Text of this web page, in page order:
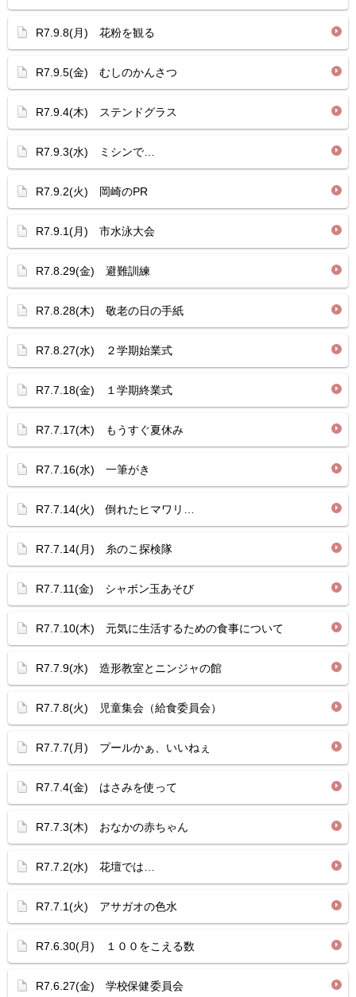
R7.9.8(月) 花粉を観る
R7.9.5(金) むしのかんさつ
R7.9.4(木) ステンドグラス
R7.9.3(水) ミシンで…
R7.9.2(火) 岡崎のPR
R7.9.1(月) 市水泳大会
R7.8.29(金) 避難訓練
R7.8.28(木) 敬老の日の手紙
R7.8.27(水) ２学期始業式
R7.7.18(金) １学期終業式
R7.7.17(木) もうすぐ夏休み
R7.7.16(水) 一筆がき
R7.7.14(火) 倒れたヒマワリ…
R7.7.14(月) 糸のこ探検隊
R7.7.11(金) シャボン玉あそび
R7.7.10(木) 元気に生活するための食事について
R7.7.9(水) 造形教室とニンジャの館
R7.7.8(火) 児童集会（給食委員会）
R7.7.7(月) プールかぁ、いいねぇ
R7.7.4(金) はさみを使って
R7.7.3(木) おなかの赤ちゃん
R7.7.2(水) 花壇では…
R7.7.1(火) アサガオの色水
R7.6.30(月) １００をこえる数
R7.6.27(金) 学校保健委員会